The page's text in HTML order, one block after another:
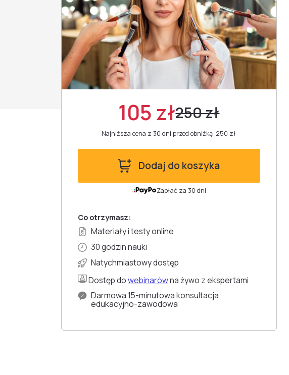
105 zł250 zł
Najniższa cena z 30 dni przed obniżką: 250 zł
Dodaj do koszyka
Zapłać za 30 dni
Co otrzymasz:
Materiały i testy online
30 godzin nauki
Natychmiastowy dostęp
Dostęp dowebinarówna żywo z ekspertami
Darmowa 15-minutowa konsultacja
edukacyjno-zawodowa